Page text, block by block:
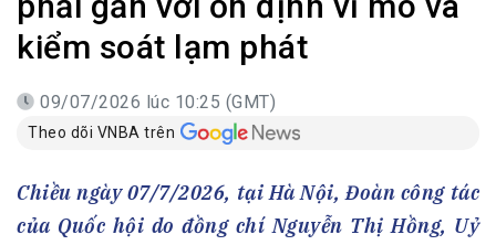
kiểm soát lạm phát
09/07/2026 lúc 10:25 (GMT)
Theo dõi VNBA trên
Chiều ngày 07/7/2026, tại Hà Nội, Đoàn công tác
của Quốc hội do đồng chí Nguyễn Thị Hồng, Uỷ